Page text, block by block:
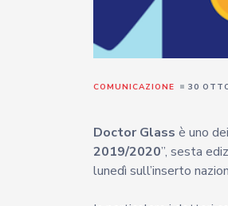
COMUNICAZIONE 30
Doctor Glass è uno
2019/2020”, sesta
lunedì sull’inserto